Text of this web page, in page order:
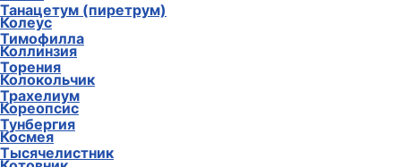
Танацетум (пиретрум)
Тимофилла
Торения
Трахелиум
Тунбергия
Тысячелистник
Колеус
Коллинзия
Колокольчик
Кореопсис
Космея